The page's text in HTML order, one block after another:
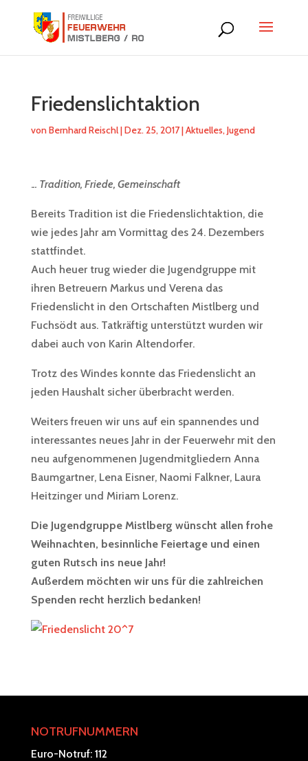
Friedenslichtaktion
vonBernhard Reischl|Dez. 25, 2017|Aktuelles,Jugend
... Tradition, Friede, Gemeinschaft
Bereits Tradition ist die Friedenslichtaktion, die
wie jedes Jahr am Vormittag des 24. Dezembers
stattfindet.
Auch heuer trug wieder die Jugendgruppe mit
ihren Betreuern Markus und Verena das
Friedenslicht in den Ortschaften Mistlberg und
Fuchsödt aus. Tatkräftig unterstützt wurden wir
dabei auch von Karin Altendorfer.
Trotz des Windes konnte das Friedenslicht an
jeden Haushalt sicher überbracht werden.
Weiters freuen wir uns auf ein spannendes und
interessantes neues Jahr in der Feuerwehr mit den
neu aufgenommenen Jugendmitgliedern Anna
Baumgartner, Lena Eisner, Naomi Falkner, Laura
Heitzinger und Miriam Lorenz.
Die Jugendgruppe Mistlberg wünscht allen frohe
Weihnachten, besinnliche Feiertage und einen
guten Rutsch ins neue Jahr!
Außerdem möchten wir uns für die zahlreichen
Spenden recht herzlich bedanken!
NOTRUFNUMMERN
Euro-Notruf: 112